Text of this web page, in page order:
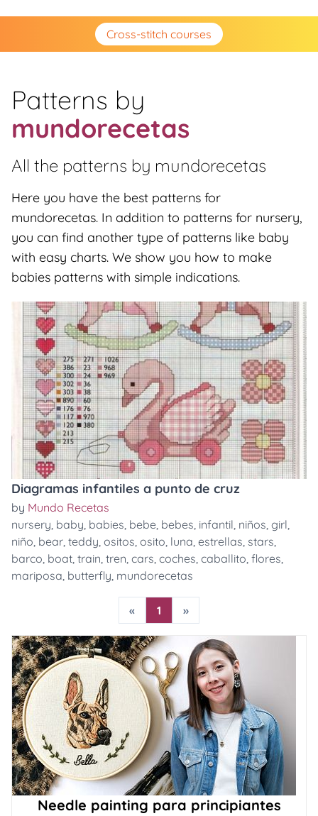
Cross-stitch courses
Patterns by
mundorecetas
All the patterns by mundorecetas
Here you have the best patterns for
mundorecetas. In addition to patterns for nursery,
you can find another type of patterns like baby
with easy charts. We show you how to make
babies patterns with simple indications.
Diagramas infantiles a punto de cruz
by Mundo Recetas
nursery, baby, babies, bebe, bebes, infantil, niños, girl,
niño, bear, teddy, ositos, osito, luna, estrellas, stars,
barco, boat, train, tren, cars, coches, caballito, flores,
mariposa, butterfly, mundorecetas
« 1 »
Needle painting para principiantes